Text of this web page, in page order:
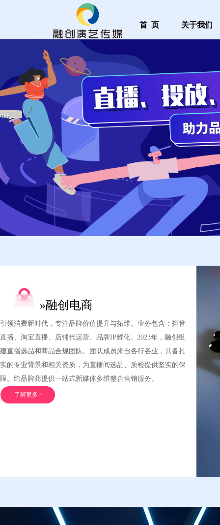
首 页 关于我们
»融创电商
引领消费新时代，专注品牌价值提升与拓维。业务包含：抖音
直播、淘宝直播、店铺代运营、品牌IP孵化。2023年，融创组
建直播选品和商品合规团队。团队成员来自各行各业，具备扎
实的专业背景和相关资质，为直播间选品、质检提供坚实的保
障。给品牌商提供一站式新媒体多维整合营销服务。
了解更多 >